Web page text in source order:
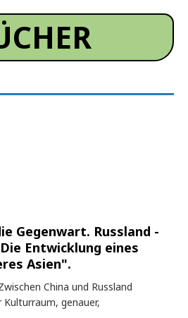
Gegenwart. Russland -
Entwicklung eines
Asien".
China und Russland
genauer,